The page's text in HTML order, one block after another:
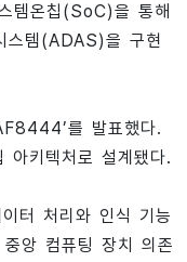
템온칩(SoC)을 통해
스템(ADAS)을 구현
를 발표했다.
키텍처로 설계됐다.
터 처리와 인식 기능
앙 컴퓨팅 장치 의존